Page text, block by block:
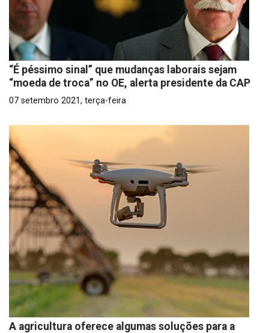
“É péssimo sinal” que mudanças laborais sejam
“moeda de troca” no OE, alerta presidente da CAP
07 setembro 2021, terça-feira
A agricultura oferece algumas soluções para a